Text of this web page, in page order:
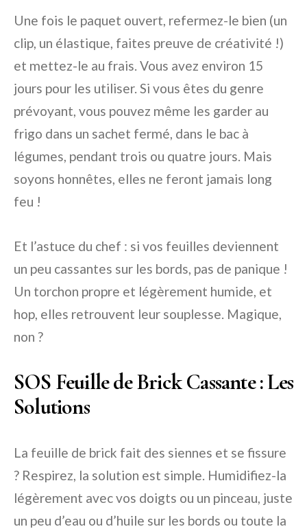
Une fois le paquet ouvert, refermez-le bien (un
clip, un élastique, faites preuve de créativité !)
et mettez-le au frais. Vous avez environ 15
jours pour les utiliser. Si vous êtes du genre
prévoyant, vous pouvez même les garder au
frigo dans un sachet fermé, dans le bac à
légumes, pendant trois ou quatre jours. Mais
soyons honnêtes, elles ne feront jamais long
feu !
Et l’astuce du chef : si vos feuilles deviennent
un peu cassantes sur les bords, pas de panique !
Un torchon propre et légèrement humide, et
hop, elles retrouvent leur souplesse. Magique,
non ?
SOS Feuille de Brick Cassante : Les
Solutions
La feuille de brick fait des siennes et se fissure
? Respirez, la solution est simple. Humidifiez-la
légèrement avec vos doigts ou un pinceau, juste
un peu d’eau ou d’huile sur les bords ou toute la